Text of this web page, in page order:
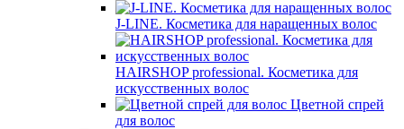
J-LINE. Косметика для наращенных волос
HAIRSHOP professional. Косметика для
искусственных волос
Цветной спрей
для волос